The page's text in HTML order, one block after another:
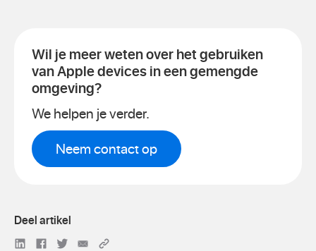
Wil je meer weten over het gebruiken
van Apple devices in een gemengde
omgeving?
We helpen je verder.
Neem contact op
Deel artikel
Deel op LinkedIn
Deel op Facebook
Deel op Twitter
Deel via e-mail